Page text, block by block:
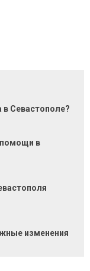
в Севастополе?
в
изменения